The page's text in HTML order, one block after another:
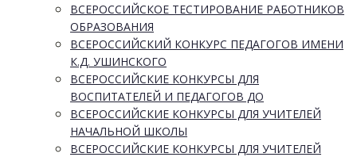
ВСЕРОССИЙСКОЕ ТЕСТИРОВАНИЕ РАБОТНИКОВ
ОБРАЗОВАНИЯ
ВСЕРОССИЙСКИЙ КОНКУРС ПЕДАГОГОВ ИМЕНИ
К.Д. УШИНСКОГО
ВСЕРОССИЙСКИЕ КОНКУРСЫ ДЛЯ
ВОСПИТАТЕЛЕЙ И ПЕДАГОГОВ ДО
ВСЕРОССИЙСКИЕ КОНКУРСЫ ДЛЯ УЧИТЕЛЕЙ
НАЧАЛЬНОЙ ШКОЛЫ
ВСЕРОССИЙСКИЕ КОНКУРСЫ ДЛЯ УЧИТЕЛЕЙ